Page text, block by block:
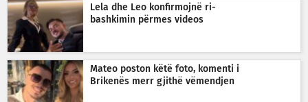
Lela dhe Leo konfirmojnë ri-
bashkimin përmes videos
Mateo poston këtë foto, komenti i
Brikenës merr gjithë vëmendjen